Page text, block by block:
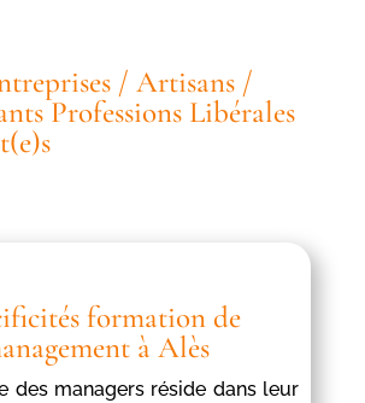
/ Artisans /
Professions Libérales
formation de
à Alès
des managers réside dans leur